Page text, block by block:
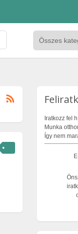
Iratkozz fel
Munka
Így nem